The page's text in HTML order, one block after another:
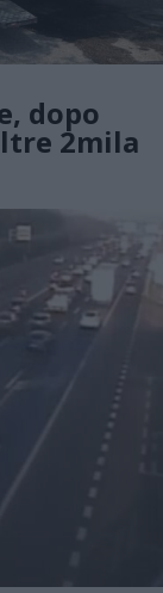
dopo
2mila